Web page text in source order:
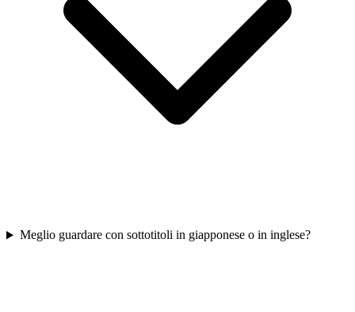
Meglio guardare con sottotitoli in giapponese o in inglese?